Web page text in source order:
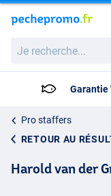
recherche...
Pro staffers
RETOUR AU
Harold van der